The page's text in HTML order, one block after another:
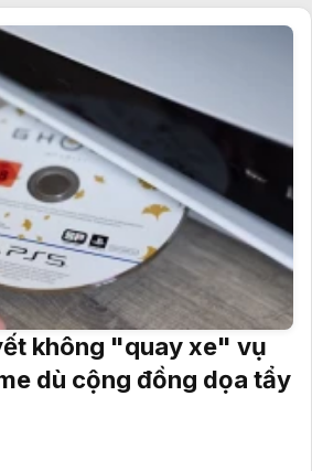
không "quay xe" vụ
dù cộng đồng dọa tẩy